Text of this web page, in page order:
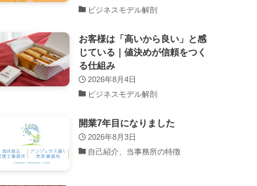
ビジネスモデル解剖
お客様は「高いから良い」と感
じている｜値決めが信頼をつく
る仕組み
2026年8月4日
ビジネスモデル解剖
開業7年目になりました
2026年8月3日
自己紹介、当事務所の特徴